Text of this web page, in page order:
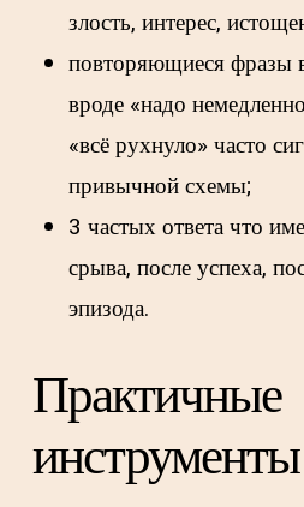
злость, интерес,
повторяющиеся фразы
вроде «надо
«всё рухнуло» часто
привычной схемы;
3 частых ответа что
срыва, после успеха,
эпизода.
Практичные